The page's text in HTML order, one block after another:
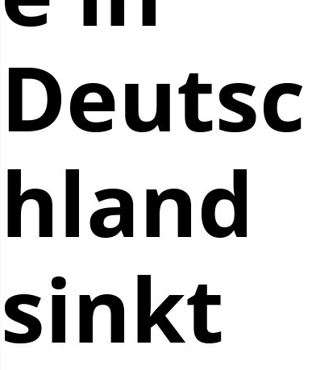
Deutsc
hland
sinkt